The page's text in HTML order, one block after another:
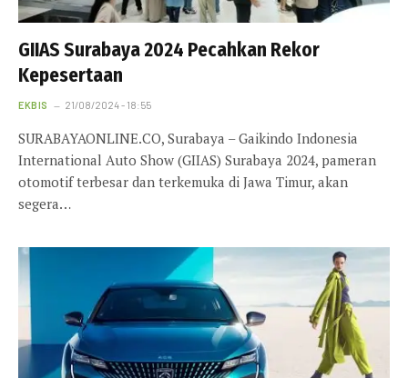
GIIAS Surabaya 2024 Pecahkan Rekor
Kepesertaan
EKBIS 21/08/2024 - 18:55
SURABAYAONLINE.CO, Surabaya – Gaikindo Indonesia
International Auto Show (GIIAS) Surabaya 2024, pameran
otomotif terbesar dan terkemuka di Jawa Timur, akan
segera…